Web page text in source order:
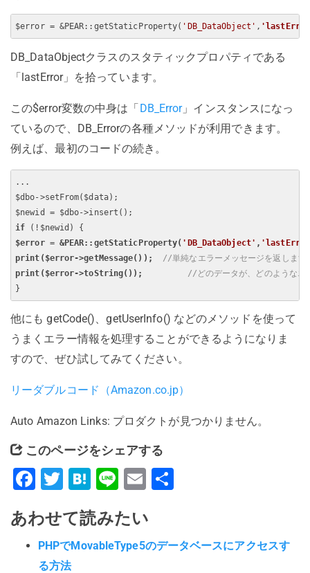
$error = &PEAR::getStaticProperty( 'DB_DataObject' ,
DB_DataObjectクラスのスタティックプロパティである
「lastError」を拾っています。
この$error変数の中身は「DB_Error」インスタンスになっ
ているので、DB_Errorの各種メソッドが利用できます。
例えば、最初のコードの続き。
...
$dbo->setFrom($data);
if
$error = &PEAR::getStaticProperty( 'DB_DataObject' ,
print ($error->getMessage());
//単純なエラーメッセージを返します
print ($error->toString());
//どのデータが、どのようなエ
他にも getCode()、getUserInfo() などのメソッドを使って
うまくエラー情報を処理することができるようになりま
すので、ぜひ試してみてください。
リーダブルコード（Amazon.co.jp）
Auto Amazon Links: プロダクトが見つかりません。
このページをシェアする
Facebook
Twitter
Hatena
LineEmail
あわせて読みたい
PHPでMovableType5のデータベースにアクセスす
る方法